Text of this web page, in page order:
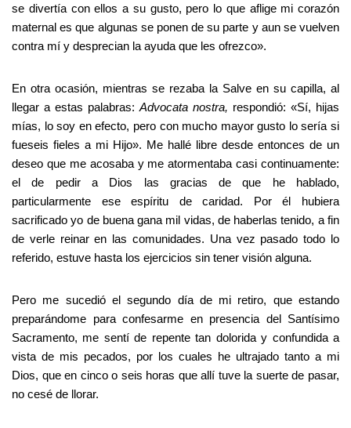
se divertía con ellos a su gusto, pero lo que aflige mi corazón
maternal es que algunas se ponen de su parte y aun se vuelven
contra mí y desprecian la ayuda que les ofrezco».
En otra ocasión, mientras se rezaba la Salve en su capilla, al
llegar a estas palabras: Advocata nostra, respondió: «Sí, hijas
mías, lo soy en efecto, pero con mucho mayor gusto lo sería si
fueseis fieles a mi Hijo». Me hallé libre desde entonces de un
deseo que me acosaba y me atormentaba casi continuamente:
el de pedir a Dios las gracias de que he hablado,
particularmente ese espíritu de caridad. Por él hubiera
sacrificado yo de buena gana mil vidas, de haberlas tenido, a fin
de verle reinar en las comunidades. Una vez pasado todo lo
referido, estuve hasta los ejercicios sin tener visión alguna.
Pero me sucedió el segundo día de mi retiro, que estando
preparándome para confesarme en presencia del Santísimo
Sacramento, me sentí de repente tan dolorida y confundida a
vista de mis pecados, por los cuales he ultrajado tanto a mi
Dios, que en cinco o seis horas que allí tuve la suerte de pasar,
no cesé de llorar.